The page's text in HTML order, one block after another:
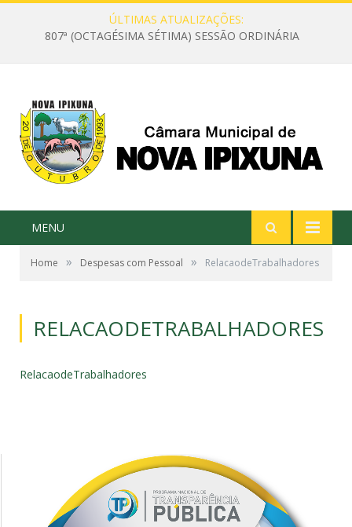
ÚLTIMAS ATUALIZAÇÕES:
807ª (OCTAGÉSIMA SÉTIMA) SESSÃO ORDINÁRIA
MENU
Home » Despesas com Pessoal » RelacaodeTrabalhadores
RELACAODETRABALHADORES
RelacaodeTrabalhadores